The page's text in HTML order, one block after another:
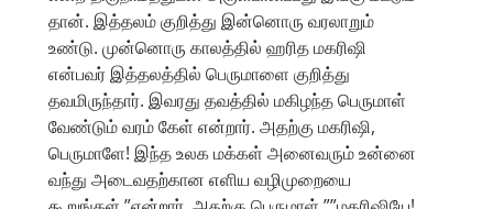
தான். இத்தலம் குறித்து இன்னொரு வரலாறும்
உண்டு. முன்னொரு காலத்தில் ஹரித மகரிஷி
என்பவர் இத்தலத்தில் பெருமாளை குறித்து
தவமிருந்தார். இவரது தவத்தில் மகிழந்த பெருமாள்
வேண்டும் வரம் கேள் என்றார். அதற்கு மகரிஷி,
பெருமாளே! இந்த உலக மக்கள் அனைவரும் உன்னை
வந்து அடைவதற்கான எளிய வழிமுறையை